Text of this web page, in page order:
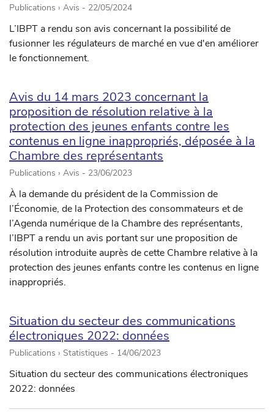
Publications › Avis - 22/05/2024
L’IBPT a rendu son avis concernant la possibilité de
fusionner les régulateurs de marché en vue d'en améliorer
le fonctionnement.
Avis du 14 mars 2023 concernant la
proposition de résolution relative à la
protection des jeunes enfants contre les
contenus en ligne inappropriés, déposée à la
Chambre des représentants
Publications › Avis - 23/06/2023
À la demande du président de la Commission de
l’Économie, de la Protection des consommateurs et de
l’Agenda numérique de la Chambre des représentants,
l’IBPT a rendu un avis portant sur une proposition de
résolution introduite auprès de cette Chambre relative à la
protection des jeunes enfants contre les contenus en ligne
inappropriés.
Situation du secteur des communications
électroniques 2022: données
Publications › Statistiques - 14/06/2023
Situation du secteur des communications électroniques
2022: données